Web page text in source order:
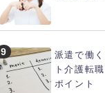
派遣で働
ト介護転
ポイント